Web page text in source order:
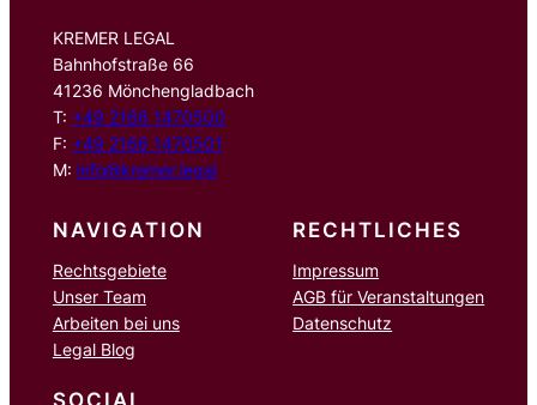
KREMER LEGAL
Bahnhofstraße 66
41236 Mönchengladbach
T: +49 2166 1470500
F: +49 2166 1470501
M: info@kremer.legal
NAVIGATION
Rechtsgebiete
Unser Team
Arbeiten bei uns
Legal Blog
RECHTLICHES
Impressum
AGB für Veranstaltungen
Datenschutz